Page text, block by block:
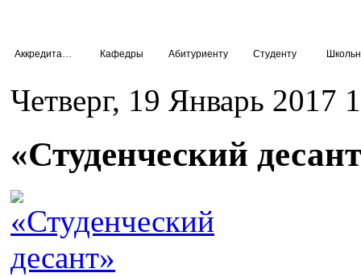
Кафедры Абитуриенту Студенту
Четверг, 19 Январь 2017
«Студенческий